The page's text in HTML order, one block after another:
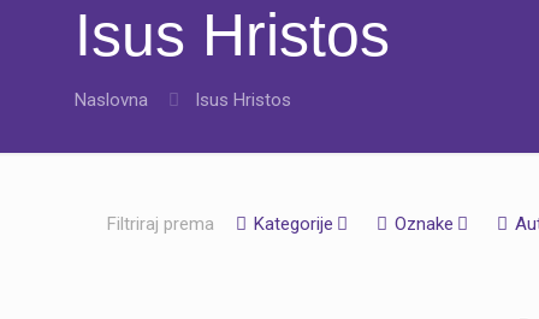
Isus Hristos
Naslovna Isus Hristos
Filtriraj prema Kategorije Oznake